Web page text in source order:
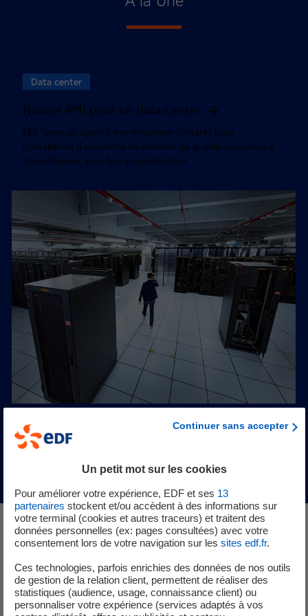
Data center
Nouvel AMI pour un data center
EDF lance un appel à manifestation d'intérêt pour
l'installation d'un centre de données de grande puissance à
Creys-Mépieu, sous bail à construction.
L'électrification, une réponse
concrète aux enjeux
climatiques
Continuer sans accepter
Un petit mot sur les cookies
Pour améliorer votre expérience, EDF et ses 13
partenaires stockent et/ou accèdent à des informations sur
votre terminal (cookies et autres traceurs) et traitent des
données personnelles (ex: pages consultées) avec votre
consentement lors de votre navigation sur les sites edf.fr.
Ces technologies, parfois enrichies des données de nos outils
de gestion de la relation client, permettent de réaliser des
statistiques (audience, usage, connaissance client) ou
personnaliser votre expérience (services adaptés à vos